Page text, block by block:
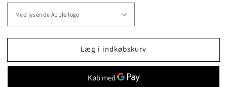
Læg i indkøbskurv